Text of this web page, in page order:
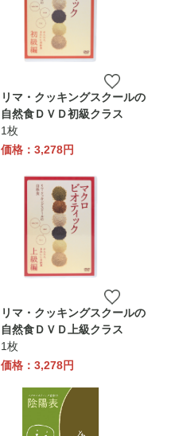
リマ・クッキングスクールの
自然食ＤＶＤ初級クラス
1枚
価格：3,278円
リマ・クッキングスクールの
自然食ＤＶＤ上級クラス
1枚
価格：3,278円